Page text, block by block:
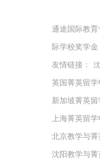
通途国际教
际学校奖学
友情链接：
英国菁英留学
新加坡菁英留
上海菁英留
北京教学与
沈阳教学与